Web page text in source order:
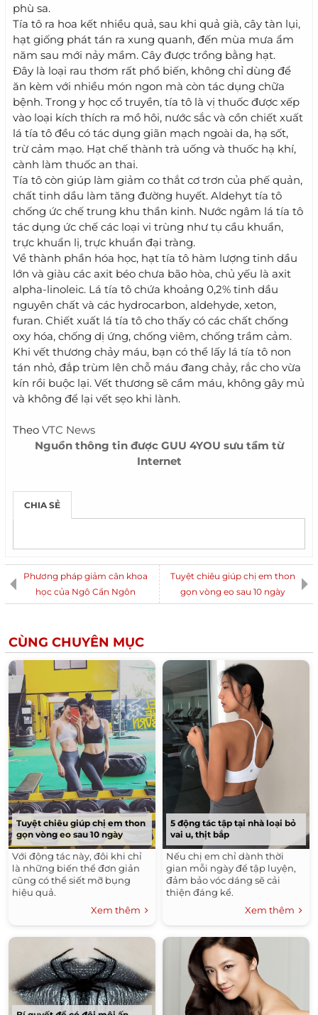
phù sa.
Tía tô ra hoa kết nhiều quả, sau khi quả già, cây tàn lụi,
hạt giống phát tán ra xung quanh, đến mùa mưa ẩm
năm sau mới nảy mầm. Cây được trồng bằng hạt.
Đây là loại rau thơm rất phổ biến, không chỉ dùng để
ăn kèm với nhiều món ngon mà còn tác dụng chữa
bệnh. Trong y học cổ truyền, tía tô là vị thuốc được xếp
vào loại kích thích ra mồ hôi, nước sắc và cồn chiết xuất
lá tía tô đều có tác dụng giãn mạch ngoài da, hạ sốt,
trừ cảm mạo. Hạt chế thành trà uống và thuốc hạ khí,
cành làm thuốc an thai.
Tía tô còn giúp làm giảm co thắt cơ trơn của phế quản,
chất tinh dầu làm tăng đường huyết. Aldehyt tía tô
chống ức chế trung khu thần kinh. Nước ngâm lá tía tô
tác dụng ức chế các loại vi trùng như tụ cầu khuẩn,
trực khuẩn lị, trực khuẩn đại tràng.
Về thành phần hóa học, hạt tía tô hàm lượng tinh dầu
lớn và giàu các axit béo chưa bão hòa, chủ yếu là axit
alpha-linoleic. Lá tía tô chứa khoảng 0,2% tinh dầu
nguyên chất và các hydrocarbon, aldehyde, xeton,
furan. Chiết xuất lá tía tô cho thấy có các chất chống
oxy hóa, chống dị ứng, chống viêm, chống trầm cảm.
Khi vết thương chảy máu, bạn có thể lấy lá tía tô non
tán nhỏ, đắp trùm lên chỗ máu đang chảy, rắc cho vừa
kín rồi buộc lại. Vết thương sẽ cầm máu, không gây mủ
và không để lại vết sẹo khi lành.
Theo VTC News
Nguồn thông tin được GUU 4YOU sưu tầm từ
Internet
CHIA SẺ
Phương pháp giảm cân khoa
học của Ngô Cẩn Ngôn
Tuyệt chiêu giúp chị em thon
gọn vòng eo sau 10 ngày
CÙNG CHUYÊN MỤC
Tuyệt chiêu giúp chị em thon
gọn vòng eo sau 10 ngày
Với động tác này, đôi khi chỉ
là những biến thể đơn giản
cũng có thể siết mỡ bụng
hiệu quả.
Xem thêm
5 động tác tập tại nhà loại bỏ
vai u, thịt bắp
Nếu chị em chỉ dành thời
gian mỗi ngày để tập luyện,
đảm bảo vóc dáng sẽ cải
thiện đáng kể.
Xem thêm